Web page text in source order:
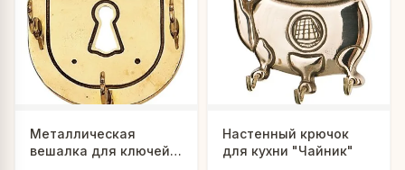
Металлическая
вешалка для ключей
Настенный крючок
для кухни "Чайник"